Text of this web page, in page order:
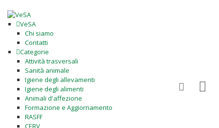
VeSA
Chi siamo
Contatti
Categorie
Attività trasversali
Sanità animale
Igiene degli allevamenti
Igiene degli alimenti
Animali d'affezione
Formazione e Aggiornamento
RASFF
CERV